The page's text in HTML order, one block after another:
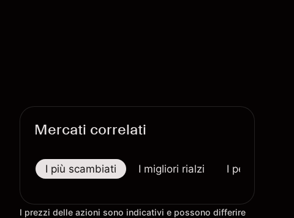
Mercati correlati
I più scambiati I migliori rialzi I peggiori
I prezzi delle azioni sono indicativi e possono differire